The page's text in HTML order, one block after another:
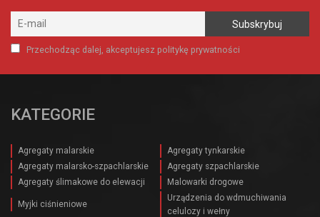
Przechodząc dalej, akceptujesz politykę prywatności
KATEGORIE
Agregaty malarskie
Agregaty tynkarskie
Agregaty malarsko-szpachlarskie
Agregaty szpachlarskie
Agregaty ślimakowe do elewacji
Malowarki drogowe
Myjki ciśnieniowe
Urządzenia do wdmuchiwania
celulozy i wełny